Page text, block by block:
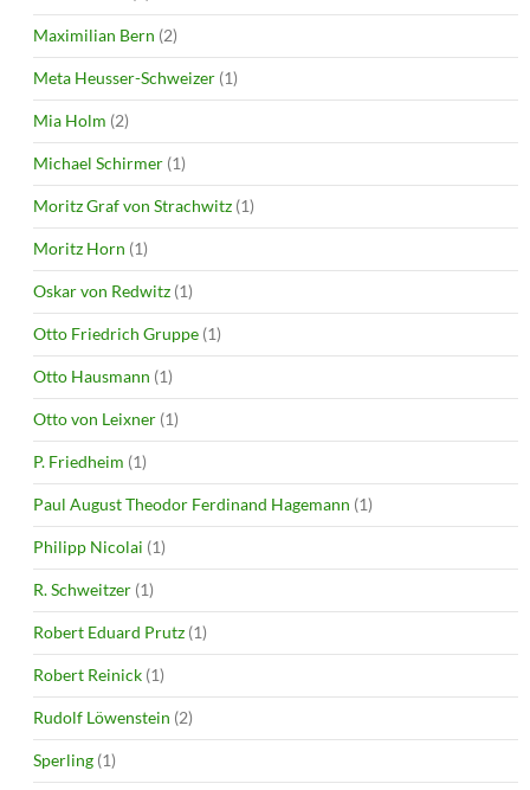
Maximilian Bern (2)
Meta Heusser-Schweizer (1)
Mia Holm (2)
Michael Schirmer (1)
Moritz Graf von Strachwitz (1)
Moritz Horn (1)
Oskar von Redwitz (1)
Otto Friedrich Gruppe (1)
Otto Hausmann (1)
Otto von Leixner (1)
P. Friedheim (1)
Paul August Theodor Ferdinand Hagemann (1)
Philipp Nicolai (1)
R. Schweitzer (1)
Robert Eduard Prutz (1)
Robert Reinick (1)
Rudolf Löwenstein (2)
Sperling (1)